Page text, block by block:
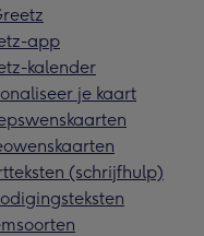
app
kalender
je kaart
(schrijfhulp)